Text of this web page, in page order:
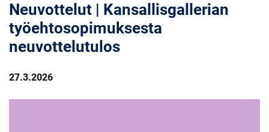
Neuvottelut | Kansallisgallerian
työehtosopimuksesta
neuvottelutulos
27.3.2026